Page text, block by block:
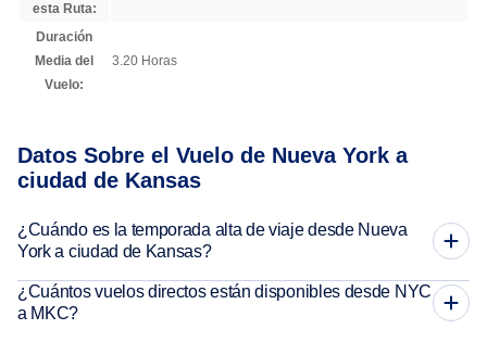
esta Ruta:
Duración
Media del
Vuelo:
3.20 Horas
Datos Sobre el Vuelo de Nueva York a
ciudad de Kansas
¿Cuándo es la temporada alta de viaje desde Nueva
York a ciudad de Kansas?
¿Cuántos vuelos directos están disponibles desde NYC
a MKC?